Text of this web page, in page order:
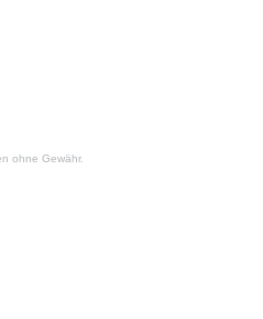
ohne Gewähr.